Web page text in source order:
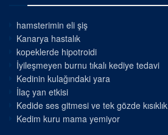
hamsterimin eli şiş
Kanarya hastalık
kopeklerde hipotroidi
İyileşmeyen burnu tıkalı kediye tedavi
Kedinin kulağındaki yara
İlaç yan etkisi
Kedide ses gitmesi ve tek gözde kısıklık
Kedim kuru mama yemiyor